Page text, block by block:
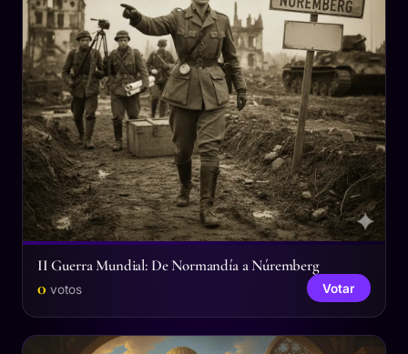
II Guerra Mundial: De Normandía a Núremberg
0 votos Votar